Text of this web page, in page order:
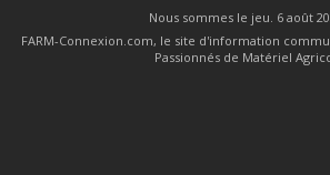
Nous sommes le jeu. 6 août
FARM-Connexion.com, le site d'information
Passionnés de Matériel